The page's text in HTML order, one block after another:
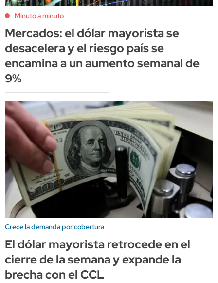
Minuto a minuto
Mercados: el dólar mayorista se
desacelera y el riesgo país se
encamina a un aumento semanal de
9%
Crece la demanda por cobertura
El dólar mayorista retrocede en el
cierre de la semana y expande la
brecha con el CCL